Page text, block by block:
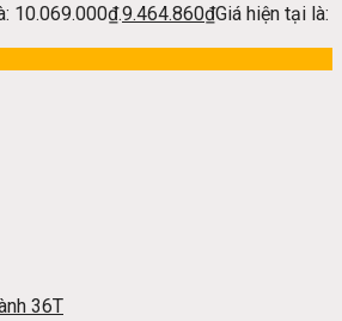
10.069.000₫.9.464.860₫Giá hiện tại là:
36T